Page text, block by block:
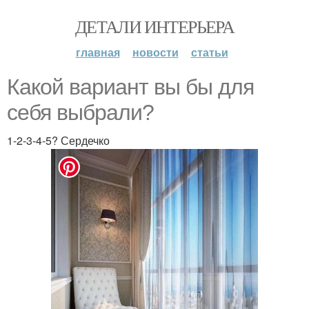
ДЕТАЛИ ИНТЕРЬЕРА
главная новости статьи
Какой вариант вы бы для
себя выбрали?
1-2-3-4-5? Сердечко